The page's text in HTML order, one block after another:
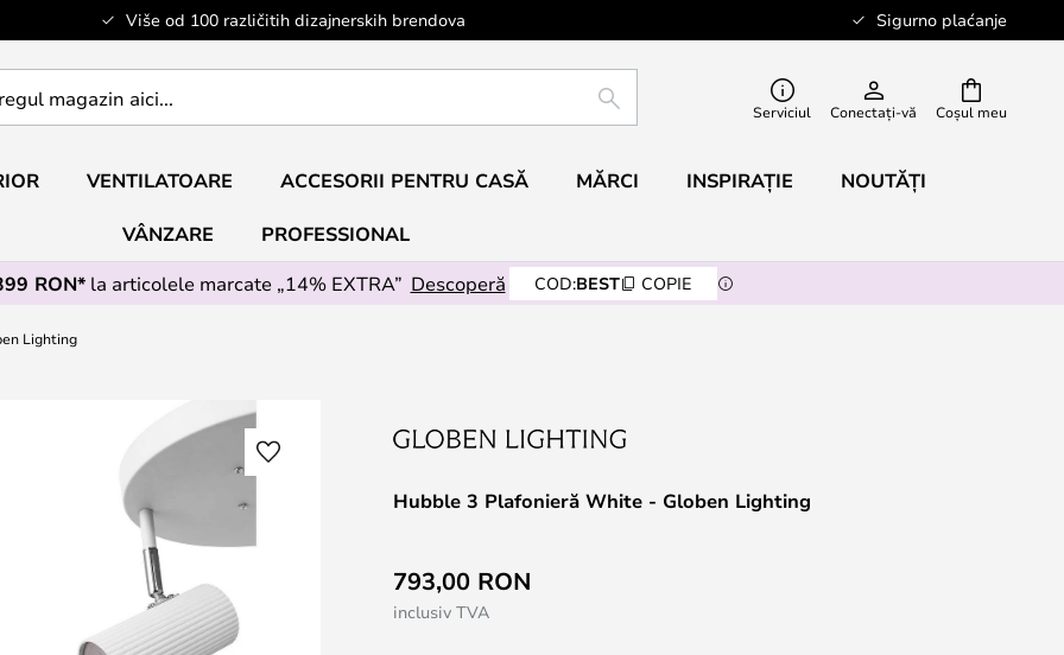
Više od 100 različitih dizajnerskih brendova Sigurno plaćanje
Coșul meu
CĂUTARE Serviciul Conectați-vă
VENTILATOARE ACCESORII PENTRU CASĂ MĂRCI INSPIRAȚIE NOUTĂȚI
VÂNZARE
PROFESSIONAL
RON*la articolele marcate „14% EXTRA” Descoperă COD:BEST COPIE
Lighting
Hubble 3 Plafonieră White - Globen Lighting
793,00 RON
inclusiv TVA